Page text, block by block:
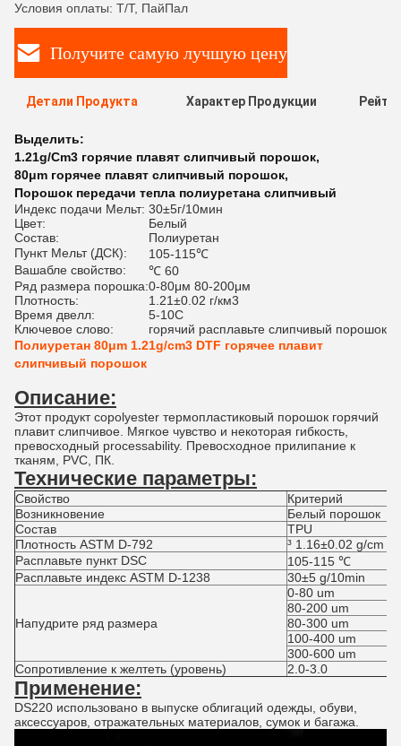
Условия оплаты: Т/Т, ПайПал
Получите самую лучшую цену
Детали Продукта Характер Продукции
Выделить:
1.21g/Cm3 горячие плавят слипчивый порошок,
80μm горячее плавят слипчивый порошок,
Порошок передачи тепла полиуретана слипчивый
Индекс подачи Мельт: 30±5г/10мин
Цвет:
Белый
Состав:
Полиуретан
Пункт Мельт (ДСК):
105-115℃
Вашабле свойство:
℃ 60
Ряд размера порошка:0-80μм 80-200μм
Плотность:
1.21±0.02 г/км3
Время двелл:
5-10С
Ключевое слово:
горячий расплавьте слипчивый порошок
Полиуретан 80μm 1.21g/cm3 DTF горячее плавит
слипчивый порошок
Описание:
Этот продукт copolyester термопластиковый порошок горячий
плавит слипчивое. Мягкое чувство и некоторая гибкость,
превосходный processability. Превосходное прилипание к
тканям, PVC, ПК.
Технические параметры:
Свойство
Критерий
Возникновение
Белый порошок
Состав
TPU
Плотность ASTM D-792
³ 1.16±0.02 g/cm
Расплавьте пункт DSC
105-115 ℃
Расплавьте индекс ASTM D-1238
30±5 g/10min
Напудрите ряд размера
0-80 um
80-200 um
80-300 um
100-400 um
300-600 um
Сопротивление к желтеть (уровень)
2.0-3.0
Применение:
DS220 использовано в выпуске облигаций одежды, обуви,
аксессуаров, отражательных материалов, сумок и багажа.